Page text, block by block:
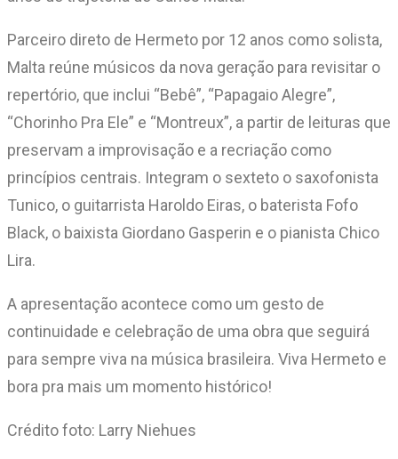
Parceiro direto de Hermeto por 12 anos como solista,
Malta reúne músicos da nova geração para revisitar o
repertório, que inclui “Bebê”, “Papagaio Alegre”,
“Chorinho Pra Ele” e “Montreux”, a partir de leituras que
preservam a improvisação e a recriação como
princípios centrais. Integram o sexteto o saxofonista
Tunico, o guitarrista Haroldo Eiras, o baterista Fofo
Black, o baixista Giordano Gasperin e o pianista Chico
Lira.
A apresentação acontece como um gesto de
continuidade e celebração de uma obra que seguirá
para sempre viva na música brasileira. Viva Hermeto e
bora pra mais um momento histórico!
Crédito foto: Larry Niehues